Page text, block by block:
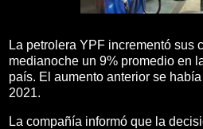
La petrolera YPF incrementó sus
medianoche un 9% promedio en
país. El aumento anterior se
2021.
La compañía informó que la